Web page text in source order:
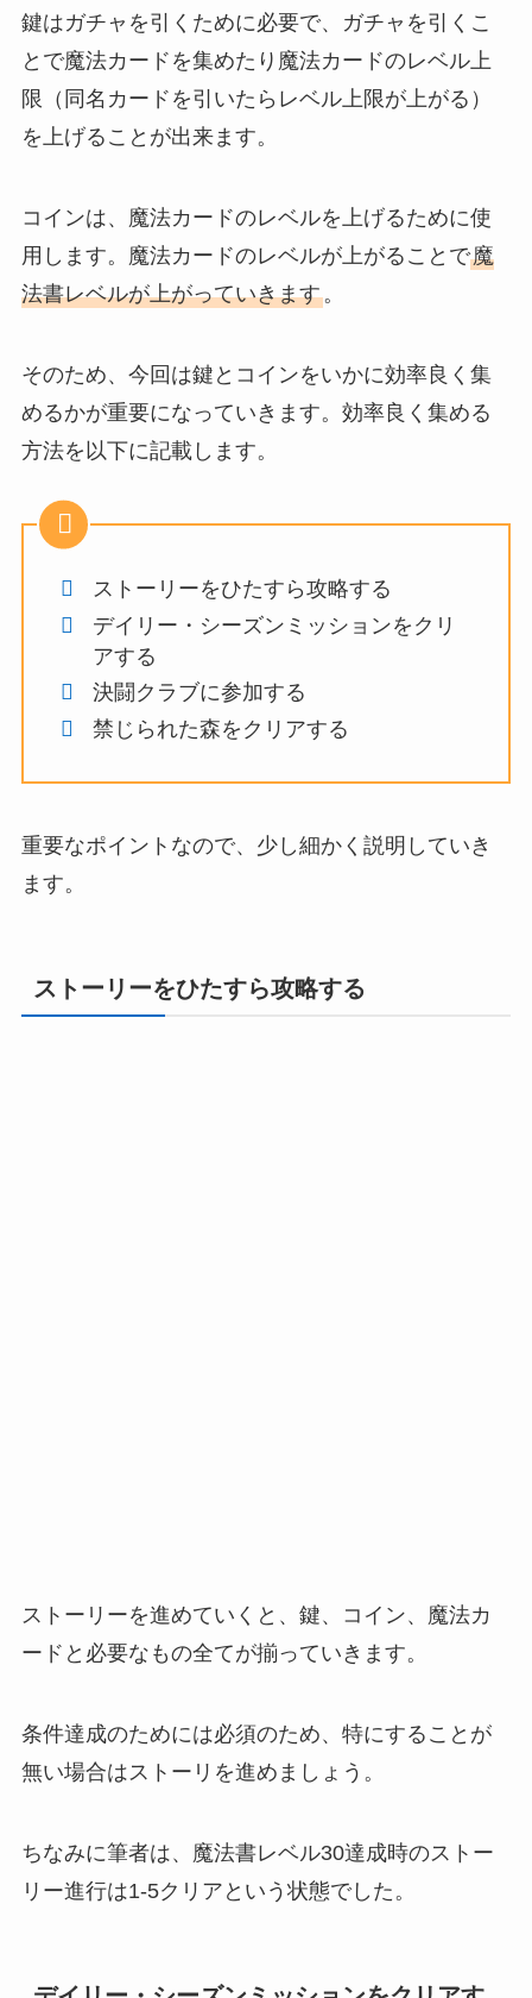
鍵はガチャを引くために必要で、ガチャを引くこ
とで魔法カードを集めたり魔法カードのレベル上
限（同名カードを引いたらレベル上限が上がる）
を上げることが出来ます。
コインは、魔法カードのレベルを上げるために使
用します。魔法カードのレベルが上がることで魔
法書レベルが上がっていきます。
そのため、今回は鍵とコインをいかに効率良く集
めるかが重要になっていきます。効率良く集める
方法を以下に記載します。
ストーリーをひたすら攻略する
デイリー・シーズンミッションをクリ
アする
決闘クラブに参加する
禁じられた森をクリアする
重要なポイントなので、少し細かく説明していき
ます。
ストーリーをひたすら攻略する
ストーリーを進めていくと、鍵、コイン、魔法カ
ードと必要なもの全てが揃っていきます。
条件達成のためには必須のため、特にすることが
無い場合はストーリを進めましょう。
ちなみに筆者は、魔法書レベル30達成時のストー
リー進行は1-5クリアという状態でした。